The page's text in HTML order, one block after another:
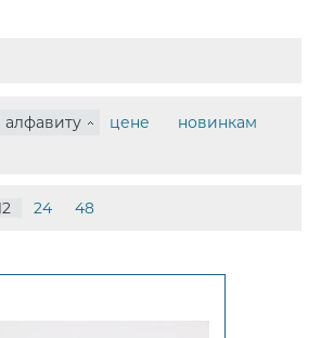
алфавиту цене
новинкам
24 48